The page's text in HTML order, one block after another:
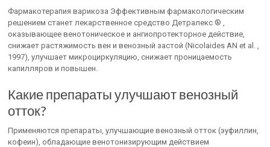
Фармакотерапия варикоза Эффективным фармакологическим
решением станет лекарственное средство Детралекс ® ,
оказывающее венотоническое и ангиопротекторное действие,
снижает растяжимость вен и венозный застой (Nicolaides AN et al. ,
1997), улучшает микроциркуляцию, снижает проницаемость
капилляров и повышен.
Какие препараты улучшают венозный
отток?
Применяются препараты, улучшающие венозный отток (эуфиллин,
кофеин), обладающие венотонизирующим действием